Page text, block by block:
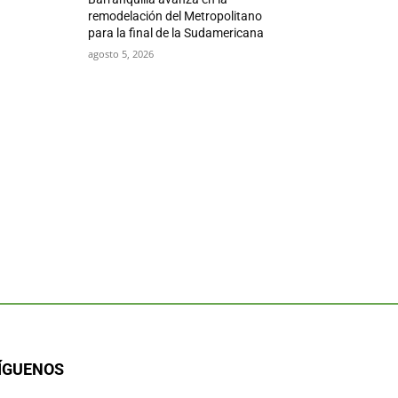
remodelación del Metropolitano
para la final de la Sudamericana
agosto 5, 2026